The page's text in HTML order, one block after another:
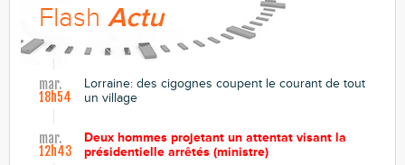
Flash Actu
mar.
18h54
Lorraine: des cigognes coupent le courant de tout
un village
mar.
12h43
Deux hommes projetant un attentat visant la
présidentielle arrêtés (ministre)